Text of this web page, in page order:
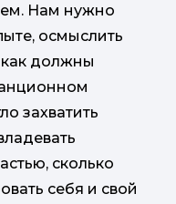
Нам нужно
осмыслить
должны
захватить
сколько
себя и свой